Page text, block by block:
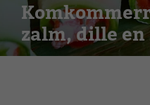
zalm, dille